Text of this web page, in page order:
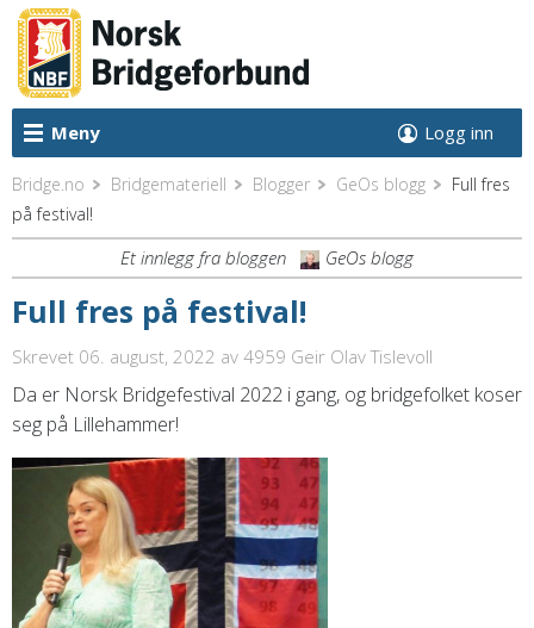
Meny Logg inn
Bridge.no Bridgemateriell Blogger GeOs blogg
Full fres
på festival!
Et innlegg fra bloggen GeOs blogg
Full fres på festival!
Skrevet 06. august, 2022 av 4959 Geir Olav Tislevoll
Da er Norsk Bridgefestival 2022 i gang, og bridgefolket koser
seg på Lillehammer!